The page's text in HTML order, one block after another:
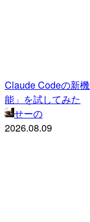
Claude Codeの新
能」を試してみた
せーの
2026.08.09